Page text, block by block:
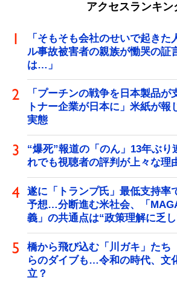
アクセスランキン
「そもそも会社のせいで起き
ル事故被害者の親族が慟哭の
は…」
「プーチンの戦争を日本製品
トナー企業が日本に」米紙が報
実態
“爆死”報道の「のん」13年ぶ
れでも視聴者の評判が上々な理
遂に「トランプ氏」最低支持率
予想…分断進む米社会、「
義」の共通点は“政策理解に乏
橋から飛び込む「川ガキ」た
らのダイブも…令和の時代、文
立？